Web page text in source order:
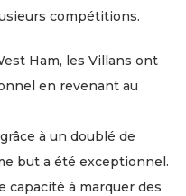
compétitions.
Ham, les Villans ont
en revenant au
à un doublé de
but a été exceptionnel.
capacité à marquer des